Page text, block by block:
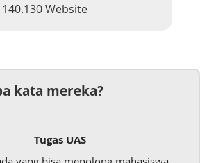
140.130 Website
kata mereka?